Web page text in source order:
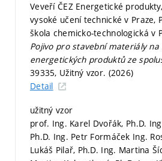
Veveří ČEZ Energetické
vysoké učení technické v Praze,
škola chemicko-technologická v
Pojivo pro stavební materiály na
energetických produktů ze
39335, Užitný vzor. (2026)
Detail
užitný vzor
prof. Ing. Karel Dvořák, Ph.D.
Ph.D. Ing. Petr Formáček Ing.
Lukáš Pilař, Ph.D. Ing. Martina